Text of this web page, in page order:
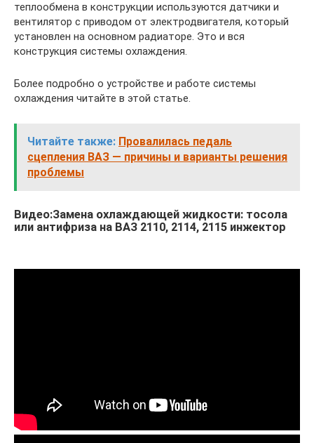
теплообмена в конструкции используются датчики и
вентилятор с приводом от электродвигателя, который
установлен на основном радиаторе. Это и вся
конструкция системы охлаждения.
Более подробно о устройстве и работе системы
охлаждения читайте в этой статье.
Читайте также: Провалилась педаль
сцепления ВАЗ — причины и варианты решения
проблемы
Видео:Замена охлаждающей жидкости: тосола
или антифриза на ВАЗ 2110, 2114, 2115 инжектор